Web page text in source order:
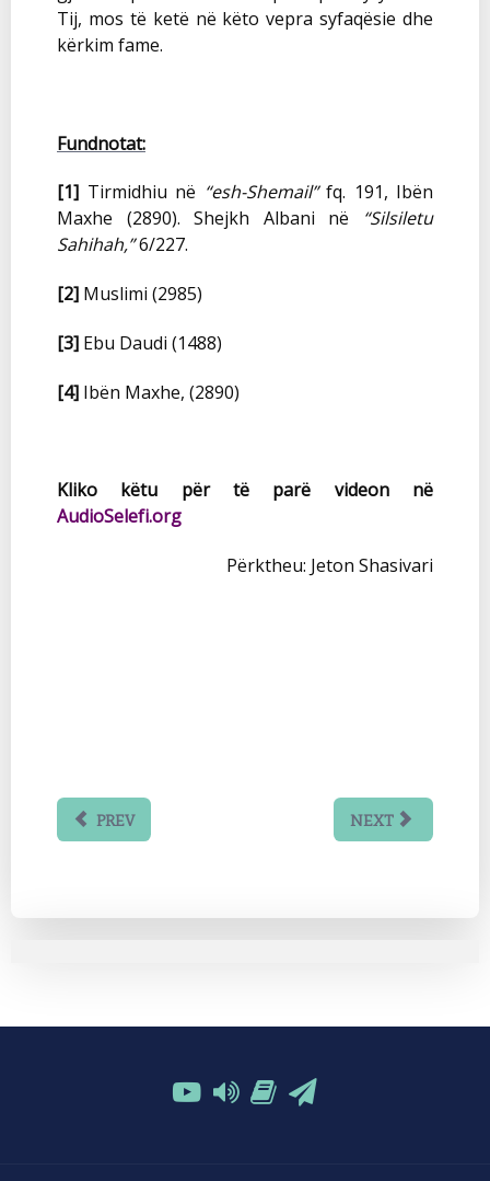
Tij, mos të ketë në këto vepra syfaqësie dhe
kërkim fame.
Fundnotat:
[1] Tirmidhiu në “esh-Shemail”fq. 191, Ibën
Maxhe (2890). Shejkh Albani në “Silsiletu
Sahihah,”6/227.
[2] Muslimi (2985)
[3] Ebu Daudi (1488)
[4] Ibën Maxhe, (2890)
Kliko këtu për të parë videon në
AudioSelefi.org
Përktheu: Jeton Shasivari
PREV NEXT